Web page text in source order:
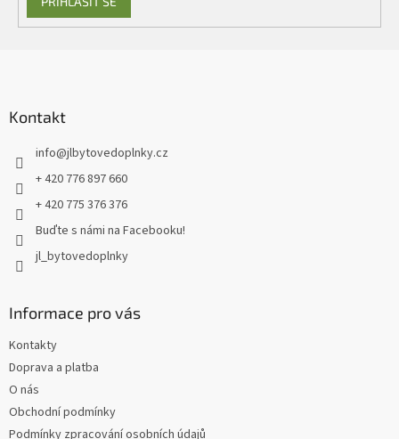
Kontakt
info@jlbytovedoplnky.cz
+ 420 776 897 660
+ 420 775 376 376
Buďte s námi na Facebooku!
jl_bytovedoplnky
Informace pro vás
Kontakty
Doprava a platba
O nás
Obchodní podmínky
Podmínky zpracování osobních údajů